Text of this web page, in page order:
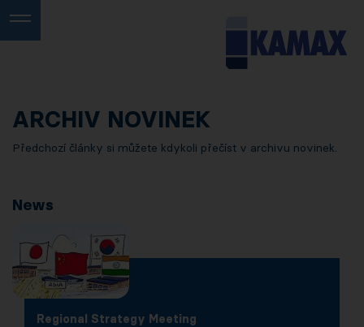
ARCHIV NOVINEK
Předchozí články si můžete kdykoli přečíst v archivu novinek.
News
Regional Strategy Meeting